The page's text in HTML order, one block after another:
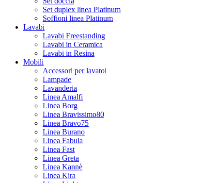
Set duplex linea Platinum
Soffioni linea Platinum
Lavabi
Lavabi Freestanding
Lavabi in Ceramica
Lavabi in Resina
Mobili
Accessori per lavatoi
Lampade
Lavanderia
Linea Amalfi
Linea Borg
Linea Bravissimo80
Linea Bravo75
Linea Burano
Linea Fabula
Linea Fast
Linea Greta
Linea Kannè
Linea Kira